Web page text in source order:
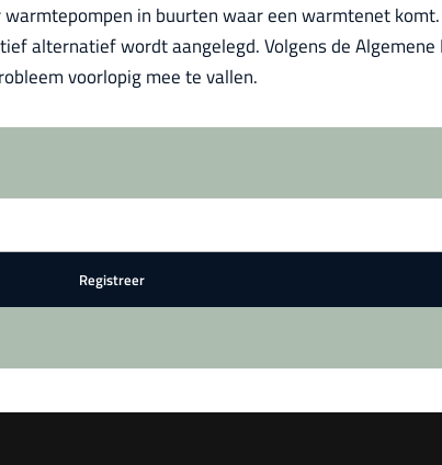
in buurten waar een warmtenet
alternatief wordt aangelegd. Volgens de
voorlopig mee te vallen.
Registreer